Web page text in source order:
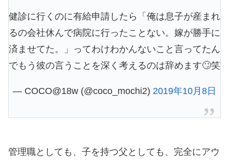
健診に行くのに有給申請したら「俺は息子が産まれ
るの会社休んで病院に行ったことない。嫁が勝手に
済ませてた。」ってわけわかんないこと言ってたん
でもう彼の言うことを深く考えるのは辞めます🙄笑
— COCO@18w (@coco_mochi2) 2019年10月8日
管理職としても、子を持つ父としても、完全にアウ